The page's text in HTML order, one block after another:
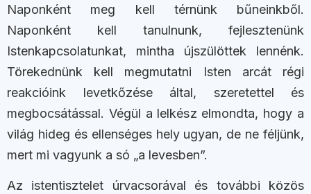
Naponként meg kell térnünk bűneinkből.
Naponként kell tanulnunk, fejlesztenünk
Istenkapcsolatunkat, mintha újszülöttek lennénk.
Törekednünk kell megmutatni Isten arcát régi
reakcióink levetkőzése által, szeretettel és
megbocsátással. Végül a lelkész elmondta, hogy a
világ hideg és ellenséges hely ugyan, de ne féljünk,
mert mi vagyunk a só „a levesben”.
Az istentisztelet úrvacsorával és további közös